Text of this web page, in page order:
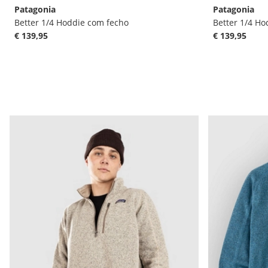
Patagonia
Better 1/4 Hoddie com fecho
€ 139,95
Patagonia
Better 1/4
€ 139,95